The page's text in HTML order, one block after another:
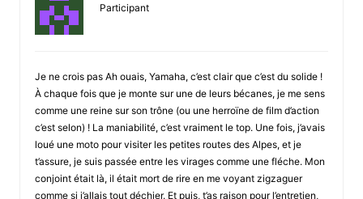
Participant
Je ne crois pas Ah ouais, Yamaha, c’est clair que c’est du solide !
À chaque fois que je monte sur une de leurs bécanes, je me sens
comme une reine sur son trône (ou une herroïne de film d’action
c’est selon) ! La maniabilité, c’est vraiment le top. Une fois, j’avais
loué une moto pour visiter les petites routes des Alpes, et je
t’assure, je suis passée entre les virages comme une fléche. Mon
conjoint était là, il était mort de rire en me voyant zigzaguer
comme si j’allais tout déchier. Et puis, t’as raison pour l’entretien,